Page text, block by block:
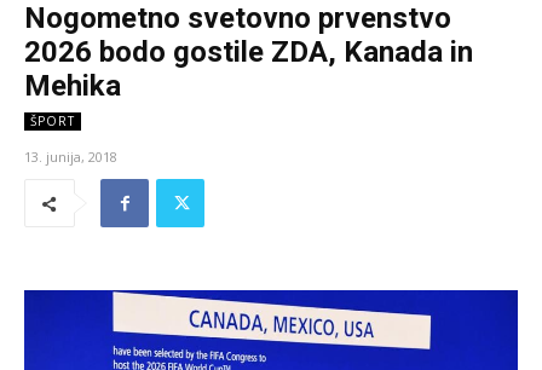
Nogometno svetovno prvenstvo
2026 bodo gostile ZDA, Kanada in
Mehika
ŠPORT
13. junija, 2018